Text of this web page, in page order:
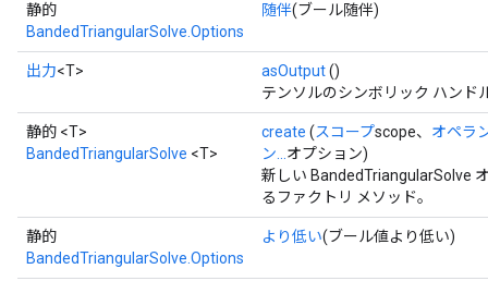
静的
BandedTriangularSolve.Options
随伴(ブール随伴)
出力<T> asOutput()
テンソルのシンボリック ハンド
静的 <T>
BandedTriangularSolve <T>
create (スコープscope、 オペラ
ン... オプション)
新しい BandedTriangularSolve
るファクトリ メソッド。
静的
BandedTriangularSolve.Options
より低い(ブール値より低い)